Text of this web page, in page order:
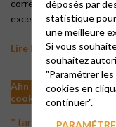
correspondance
exception, puisqu’il
Lire la prédication
Afin de visualiser les
cookies de type
" target="_blank"
déposés par
statistique
une meilleure
Si vous
souhaitez
"Paramétrer
cookies en
continuer".